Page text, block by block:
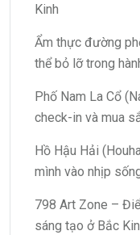
Kinh
Ẩm thực đường
thể bỏ lỡ trong
Phố Nam La Cổ
check-in và mua
Hồ Hậu Hải
mình vào nhịp
798 Art Zone –
sáng tạo ở Bắc